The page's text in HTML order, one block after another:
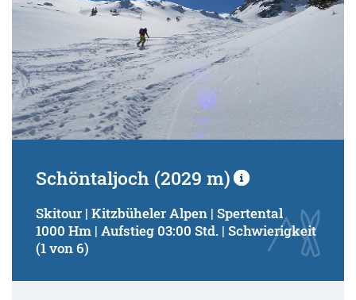
Schöntaljoch (2029 m)
Skitour | Kitzbüheler Alpen | Spertental
1000 Hm | Aufstieg 03:00 Std. | Schwierigkeit
(1 von 6)